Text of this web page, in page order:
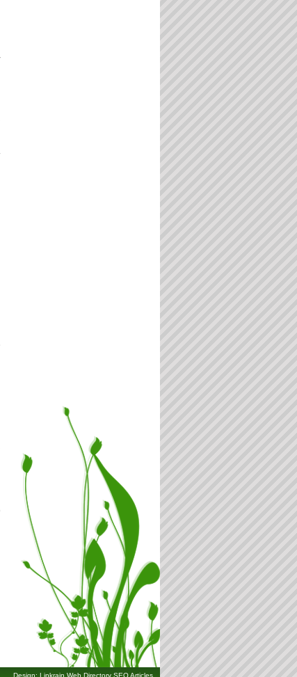
Design: Linkrain Web Directory SEO Articles